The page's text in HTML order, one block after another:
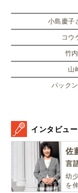
小島慶子
コウ
竹
山
パック
インタビュー
幼
を